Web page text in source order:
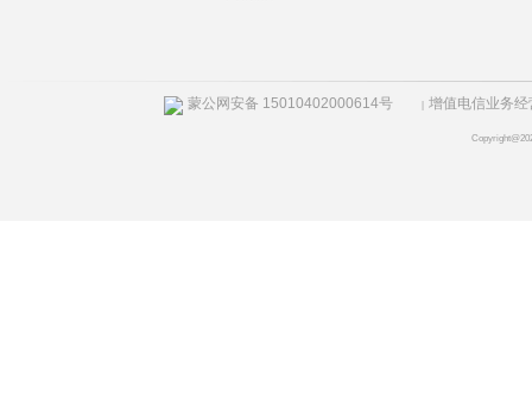
蒙公网安备 15010402000614号 | 增值电信业务